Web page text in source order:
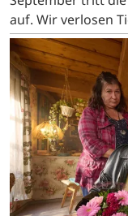
auf. Wir verlosen